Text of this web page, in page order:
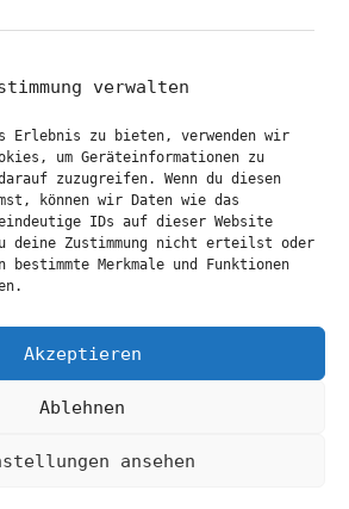
verwalten
Erlebnis zu bieten, verwenden wir
um Geräteinformationen zu
zuzugreifen. Wenn du diesen
können wir Daten wie das
IDs auf dieser Website
deine Zustimmung nicht erteilst oder
bestimmte Merkmale und Funktionen
Akzeptieren
Ablehnen
ansehen